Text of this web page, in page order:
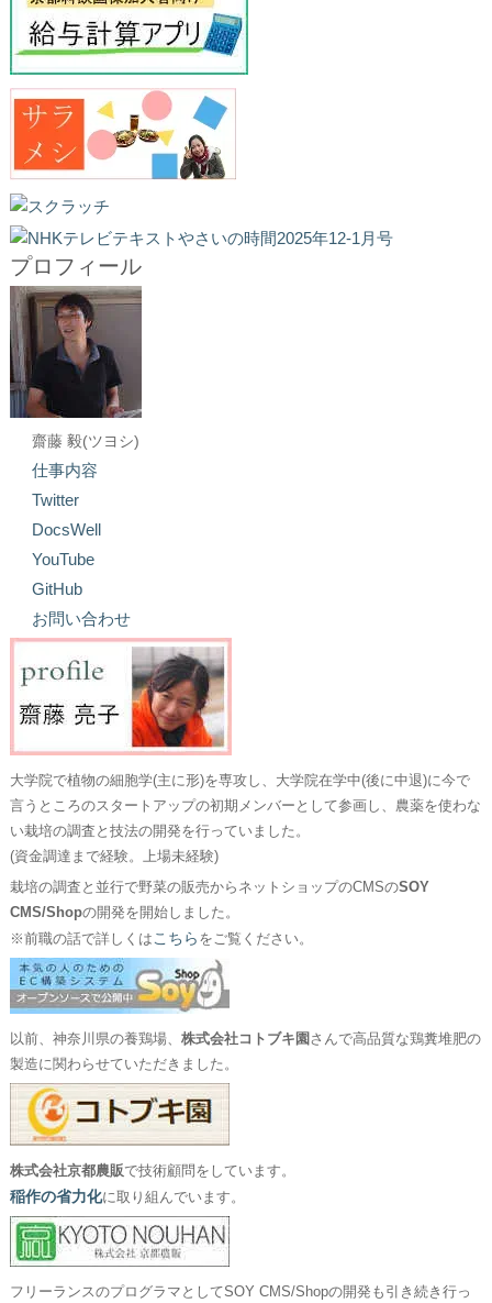
プロフィール
齋藤 毅(ツヨシ)
仕事内容
Twitter
DocsWell
YouTube
GitHub
お問い合わせ
大学院で植物の細胞学(主に形)を専攻し、大学院在学中(後に中退)に今で
言うところのスタートアップの初期メンバーとして参画し、農薬を使わな
い栽培の調査と技法の開発を行っていました。
(資金調達まで経験。上場未経験)
栽培の調査と並行で野菜の販売からネットショップのCMSのSOY
CMS/Shopの開発を開始しました。
※前職の話で詳しくはこちら をご覧ください。
以前、神奈川県の養鶏場、 株式会社コトブキ園 さんで高品質な鶏糞堆肥の
製造に関わらせていただきました。
株式会社京都農販で技術顧問をしています。
稲作の省力化に取り組んでいます。
フリーランスのプログラマとしてSOY CMS/Shopの開発も引き続き行っ